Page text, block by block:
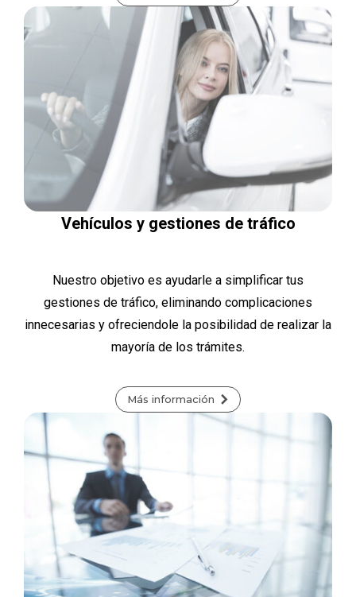
Vehículos y gestiones de tráfico
Nuestro objetivo es ayudarle a simplificar tus
gestiones de tráfico, eliminando complicaciones
innecesarias y ofreciendole la posibilidad de realizar la
mayoría de los trámites.
Más información